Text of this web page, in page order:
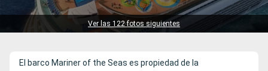
Ver las 122 fotos siguientes
Puertos
El barco Mariner of the Seas es propiedad de la